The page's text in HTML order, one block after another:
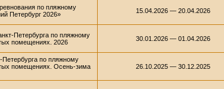
по пляжному
Петербург 2026»
15.04.2026 — 20.04.2026
Петербурга по пляжному
помещениях. 2026
30.01.2026 — 01.04.2026
по пляжному
помещениях. Осень-зима
26.10.2025 — 30.12.2025